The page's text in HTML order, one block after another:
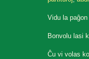
Vidu la paĝon
Bonvolu lasi
Ĉu vi volas